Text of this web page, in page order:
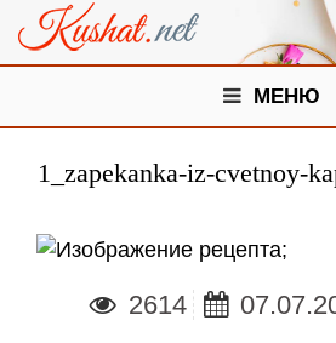
МЕНЮ
1_zapekanka-iz-cvetnoy-
;
2614